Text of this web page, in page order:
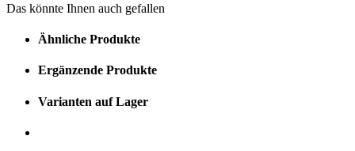
Das könnte Ihnen auch gefallen
Ähnliche Produkte
Ergänzende Produkte
Varianten auf Lager